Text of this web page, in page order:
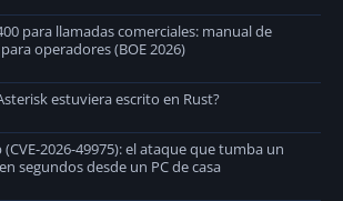
para llamadas comerciales: manual de
operadores (BOE 2026)
estuviera escrito en Rust?
(CVE-2026-49975): el ataque que tumba un
segundos desde un PC de casa